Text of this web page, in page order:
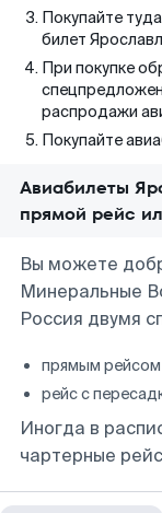
Покупайте
билет
При покупке
распродажи
Покупайте
Авиабилеты
прямой рейс
Вы можете
Минеральные
Россия двумя
прямым рейсом
рейс с
Иногда в
чартерные